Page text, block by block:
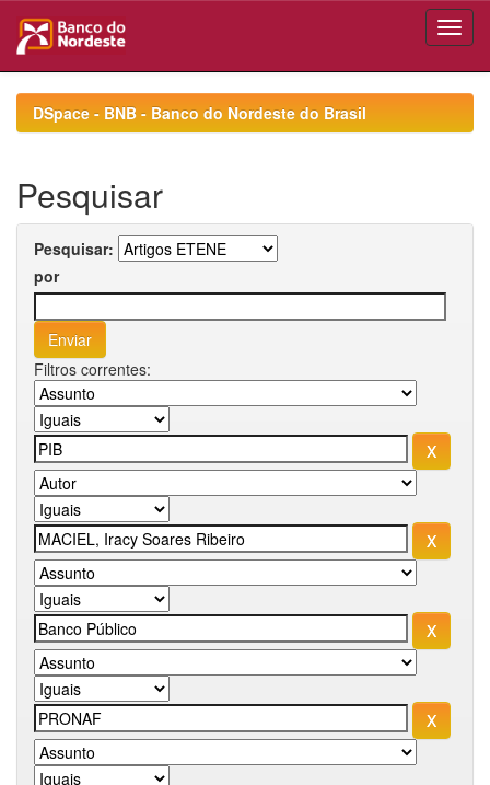
navigationDSpace - BNB - Banco do Nordeste do Brasil
Pesquisar
Pesquisar:
por
Filtros correntes: